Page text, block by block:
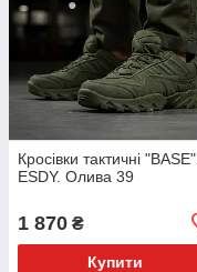
Кросівки тактичні "BASE".
ESDY. Олива 39
1 870 ₴
Купити